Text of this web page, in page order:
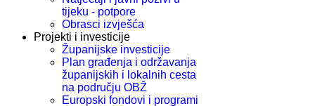
tijeku - potpore
Obrasci izvješća
Projekti i investicije
Županijske investicije
Plan građenja i održavanja
županijskih i lokalnih cesta
na području OBŽ
Europski fondovi i programi